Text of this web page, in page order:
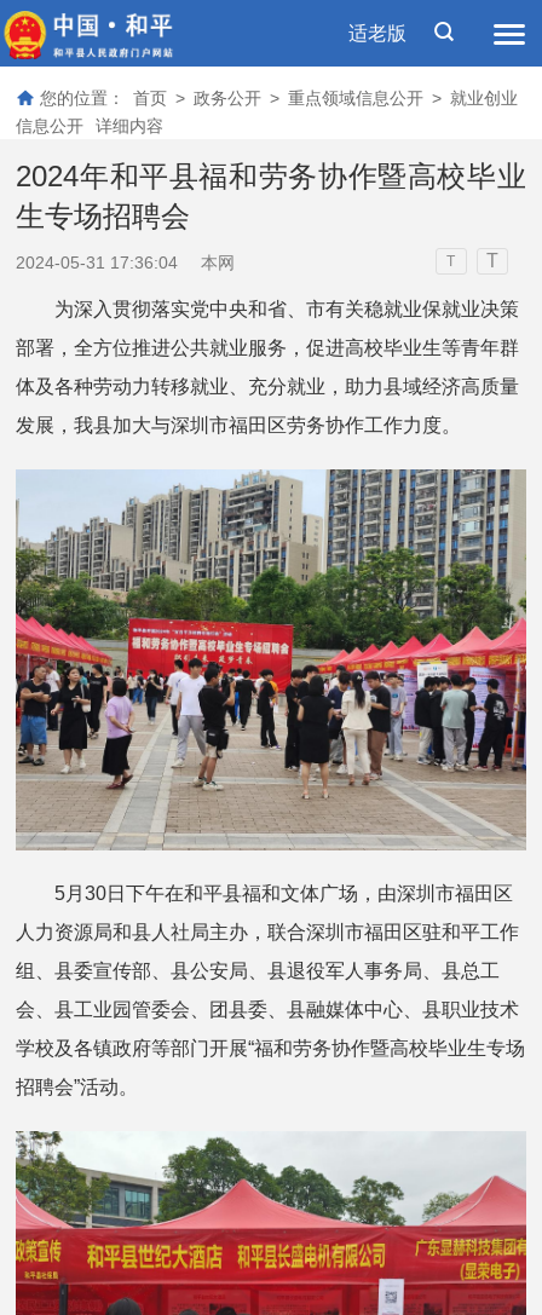
适老版
您的位置： 首页 > 政务公开 > 重点领域信息公开 > 就业创业
信息公开
详细内容
2024年和平县福和劳务协作暨高校毕业
生专场招聘会
2024-05-31 17:36:04 本网 T T
为深入贯彻落实党中央和省、市有关稳就业保就业决策
部署，全方位推进公共就业服务，促进高校毕业生等青年群
体及各种劳动力转移就业、充分就业，助力县域经济高质量
发展，我县加大与深圳市福田区劳务协作工作力度。
5月30日下午在和平县福和文体广场，由深圳市福田区
人力资源局和县人社局主办，联合深圳市福田区驻和平工作
组、县委宣传部、县公安局、县退役军人事务局、县总工
会、县工业园管委会、团县委、县融媒体中心、县职业技术
学校及各镇政府等部门开展“福和劳务协作暨高校毕业生专场
招聘会”活动。